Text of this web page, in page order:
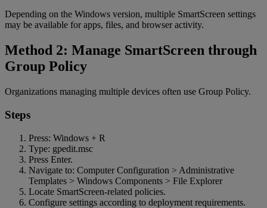
Depending on the Windows version, multiple SmartScreen settings
may be available for apps, files, and browser activity.
Method 2: Manage SmartScreen through
Group Policy
Organizations managing multiple devices often use Group Policy.
Steps
Press: Windows + R
Type: gpedit.msc
Press Enter.
Navigate to: Computer Configuration > Administrative
Templates > Windows Components > File Explorer
Locate SmartScreen-related policies.
Configure settings according to deployment requirements.